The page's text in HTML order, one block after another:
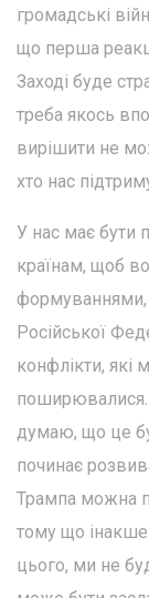
громадські
що перша
Заході буде
треба якось
вирішити не
хто нас
У нас має бути
країнам, щоб
формуваннями,
Російської
конфлікти,
поширювалися.
думаю, що це
починає
Трампа можна
тому що
цього, ми не